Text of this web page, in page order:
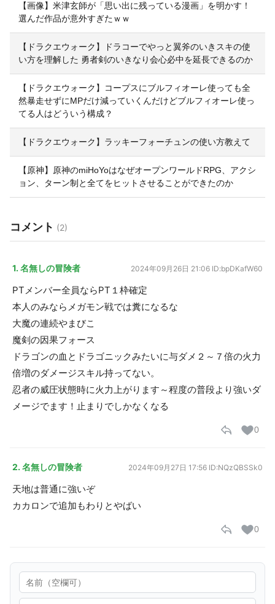
【画像】米津玄師が「思い出に残っている漫画」を明かす！
選んだ作品が意外すぎたｗｗ
【ドラクエウォーク】ドラコーでやっと翼斧のいきスキの使
い方を理解した 勇者剣のいきなり会心必中を延長できるのか
【ドラクエウォーク】コープスにブルフィオーレ使っても全
然暴走せずにMPだけ減っていくんだけどブルフィオーレ使っ
てる人はどういう構成？
【ドラクエウォーク】ラッキーフォーチュンの使い方教えて
【原神】原神のmiHoYoはなぜオープンワールドRPG、アクシ
ョン、ターン制と全てをヒットさせることができたのか
コメント (2)
1. 名無しの冒険者 2024年09月26日 21:06 ID:bpDKafW60
PTメンバー全員ならPT１枠確定
本人のみならメガモン戦では糞になるな
大魔の連続やまびこ
魔剣の因果フォース
ドラゴンの血とドラゴニックみたいに与ダメ２～７倍の火力
倍増のダメージスキル持ってない。
忍者の威圧状態時に火力上がります～程度の普段より強いダ
メージでます！止まりでしかなくなる
0
2. 名無しの冒険者 2024年09月27日 17:56 ID:NQzQBSSk0
天地は普通に強いぞ
カカロンで追加もわりとやばい
0